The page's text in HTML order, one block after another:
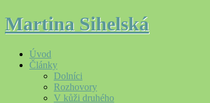
Martina Sihelská
Úvod
Články
Dolníci
Rozhovory
V kůži druhého